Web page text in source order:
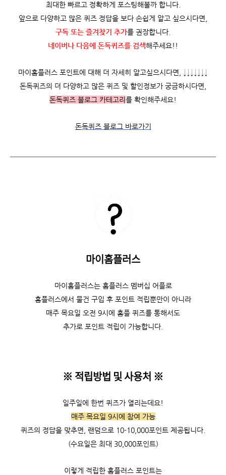
최대한 빠르고 정확하게 포스팅해볼까 합니다.
앞으로 다양하고 많은 퀴즈 정답을 보다 손쉽게 알고 싶으시다면,
구독 또는 즐겨찾기 추가를 권장합니다.
네이버나 다음에 돈독퀴즈를 검색해주세요!!
마이홈플러스 포인트에 대해 더 자세히 알고싶으시다면, ↓↓↓↓↓↓↓
돈독퀴즈의 더 다양하고 많은 퀴즈 및 할인정보가 궁금하시다면,
돈독퀴즈 블로그 카테고리를 확인해주세요!
돈독퀴즈 블로그 바로가기
마이홈플러스
마이홈플러스는 홈플러스 멤버십 어플로
홈플러스에서 물건 구입 후 포인트 적립뿐만이 아니라
매주 목요일 오전 9시에 홈플 퀴즈를 통해서도
추가로 포인트 적립이 가능합니다.
※ 적립방법 및 사용처 ※
일주일에 한번 퀴즈가 열리는데요!
매주 목요일 9시에 참여 가능
퀴즈의 정답을 맞추면, 랜덤으로 10-10,000포인트 제공됩니다.
(수요일은 최대 30,000포인트)
이렇게 적립한 홈플러스 포인트는